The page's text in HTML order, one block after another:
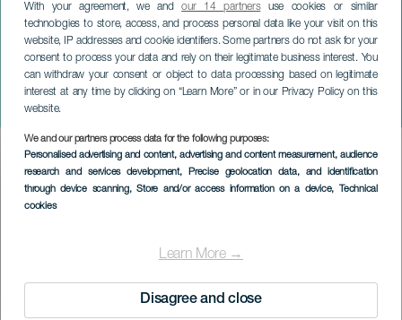
With your agreement, we andour 14 partnersuse cookies or similar
technologies to store, access, and process personal data like your visit on this
website, IP addresses and cookie identifiers. Some partners do not ask for your
consent to process your data and rely on their legitimate business interest. You
can withdraw your consent or object to data processing based on legitimate
interest at any time by clicking on “Learn More” or in our Privacy Policy on this
website.
We and our partners process data for the following purposes:
Personalised advertising and content, advertising and content measurement, audience
research and services development, Precise geolocation data, and identification
through device scanning, Store and/or access information on a device, Technical
cookies
Learn More →
Disagree and close
Eliane Elias: Jazz
GRAN CANARIA
Imagen
Listado